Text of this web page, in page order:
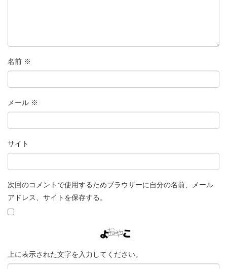
名前 ※
メール ※
サイト
次回のコメントで使用するためブラウザーに自分の名前、メール
アドレス、サイトを保存する。
上に表示された文字を入力してください。